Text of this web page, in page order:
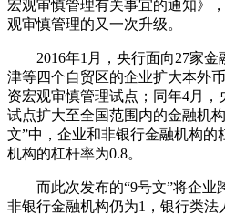
宏观审慎管理有关事宜的通知》
观审慎管理的又一次升级。
2016年1月，央行面向27家金
津等四个自贸区的企业扩大本外
资宏观审慎管理试点；同年4月，
试点扩大至全国范围内的金融机
文”中，企业和非银行金融机构的
机构的杠杆率为0.8。
而此次发布的“9号文”将企业
非银行金融机构仍为1，银行类法